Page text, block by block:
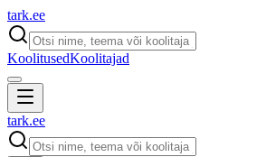
tark.ee
KoolitusedKoolitajad
tark.ee